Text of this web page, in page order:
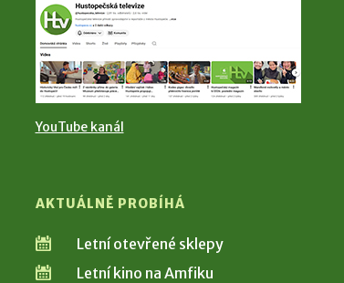
YouTube kanál
AKTUÁLNĚ PROBÍHÁ
Letní otevřené sklepy
Letní kino na Amfiku